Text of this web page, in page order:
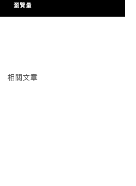
瀏覽量
相關文章